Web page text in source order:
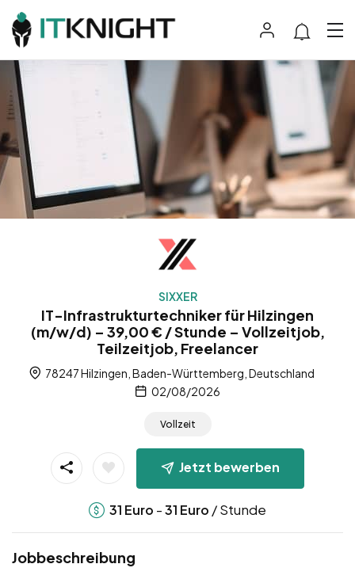
SIXXER
IT-Infrastrukturtechniker für Hilzingen
(m/w/d) – 39,00 € / Stunde – Vollzeitjob,
Teilzeitjob, Freelancer
78247 Hilzingen, Baden-Württemberg, Deutschland
02/08/2026
Vollzeit
Jetzt bewerben
31 Euro -31 Euro / Stunde
Jobbeschreibung